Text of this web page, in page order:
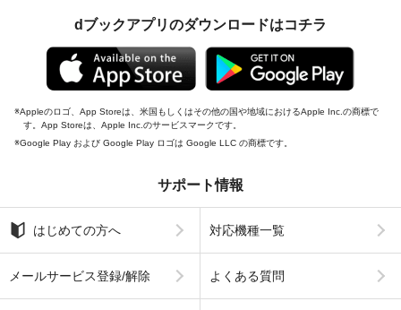
dブックアプリのダウンロードはコチラ
Appleのロゴ、App Storeは、米国もしくはその他の国や地域におけるApple Inc.の商標で
す。App Storeは、Apple Inc.のサービスマークです。
Google Play および Google Play ロゴは Google LLC の商標です。
サポート情報
はじめての方へ 対応機種一覧
メールサービス登録/解除 よくある質問